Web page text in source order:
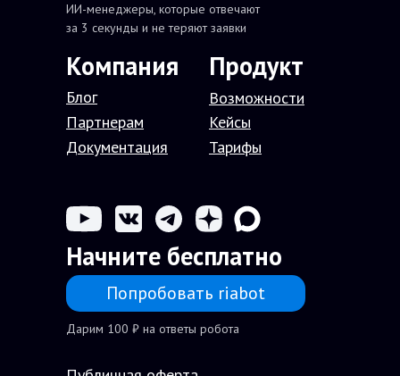
Дарим 100 ₽ на ответы робота
Попробовать riabot
Начните бесплатно
Возможности
Тарифы
Кейсы
Продукт
Партнерам
Документация
Блог
Компания
ИИ-менеджеры, которые отвечают
за 3 секунды и не теряют заявки